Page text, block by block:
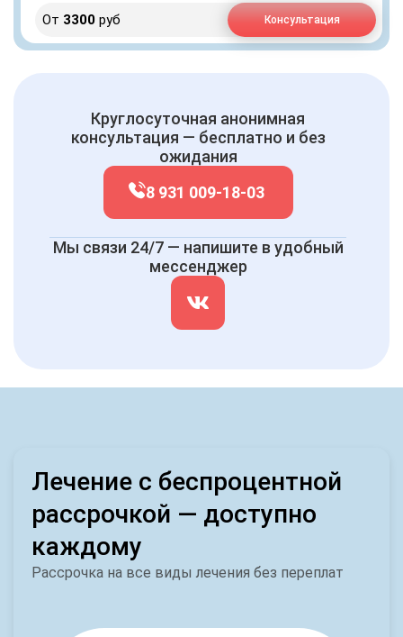
От 3300 руб Консультация
Круглосуточная анонимная
консультация — бесплатно и без
ожидания
8 931 009-18-03
Мы связи 24/7 — напишите в удобный
мессенджер
Лечение с беспроцентной
рассрочкой — доступно
каждому
Рассрочка на все виды лечения без переплат